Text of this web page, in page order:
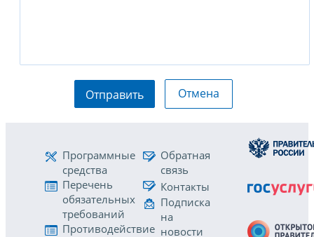
Отправить Отмена
Программные
средства
Перечень
обязательных
требований
Противодействие
Обратная
связь
Контакты
Подписка
на
новости